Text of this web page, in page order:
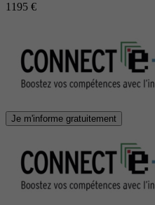
1195 €
Je m'informe gratuitement